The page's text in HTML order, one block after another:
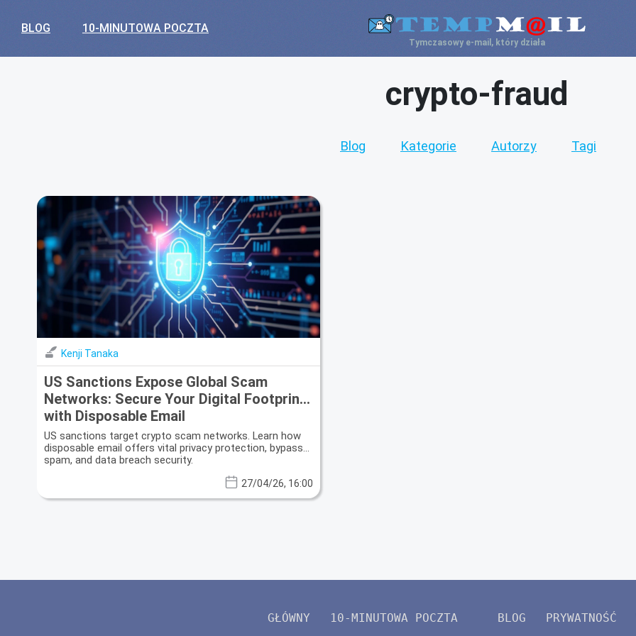
BLOG 10-MINUTOWA POCZTA
Tymczasowy e-mail, który działa
crypto-fraud
Blog Kategorie Autorzy Tagi
Kenji Tanaka
US Sanctions Expose Global Scam
Networks: Secure Your Digital Footprint
with Disposable Email
US sanctions target crypto scam networks. Learn how
disposable email offers vital privacy protection, bypass
spam, and data breach security.
27/04/26, 16:00
GŁÓWNY 10-MINUTOWA POCZTA BLOG PRYWATNOŚĆ